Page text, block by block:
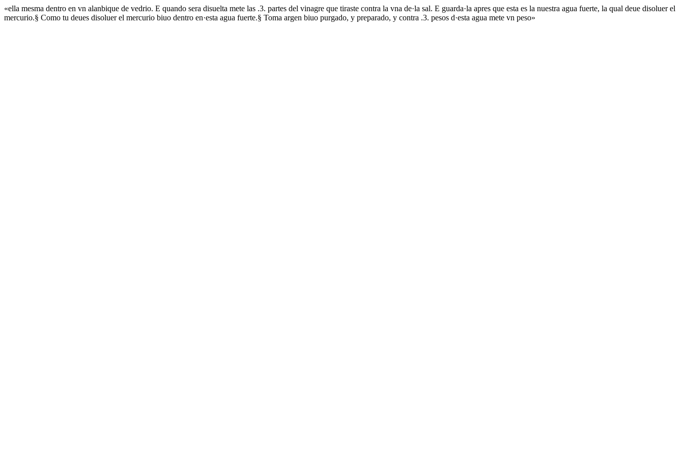
«ella mesma dentro en vn alanbique de vedrio. E quando sera disuelta mete las .3. partes del vinagre que tiraste contra la vna de·la sal. E guarda·la apres que esta es la nuestra agua fuerte, la qual deue disoluer el
mercurio.§ Como tu deues disoluer el mercurio biuo dentro en·esta agua fuerte.§ Toma argen biuo purgado, y preparado, y contra .3. pesos d·esta agua mete vn peso»